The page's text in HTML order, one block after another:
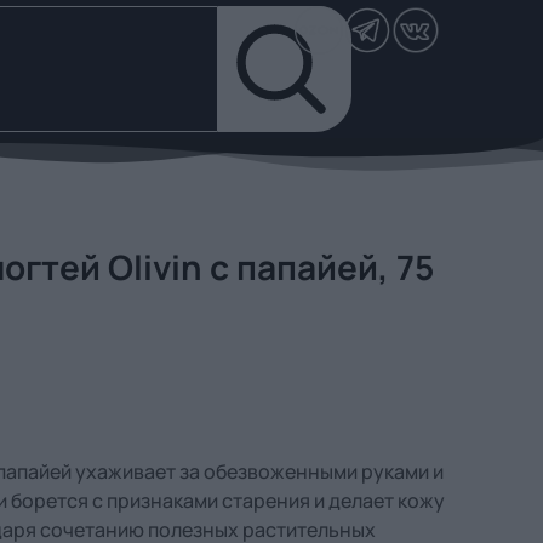
Olivin с папайей, 75
ухаживает за обезвоженными руками и
борется с признаками старения и делает кожу
сочетанию полезных растительных